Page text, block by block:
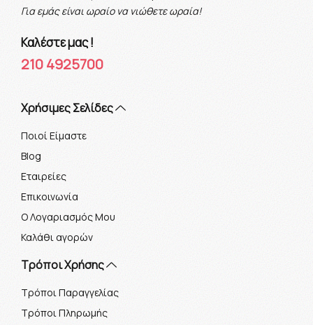
Για εμάς είναι ωραίο να νιώθετε ωραία!
Καλέστε μας !
210 4925700
Xρήσιμες Σελίδες
Ποιοί Είμαστε
Blog
Εταιρείες
Επικοινωνία
Ο Λογαριασμός Μου
Καλάθι αγορών
Τρόποι Χρήσης
Τρόποι Παραγγελίας
Τρόποι Πληρωμής